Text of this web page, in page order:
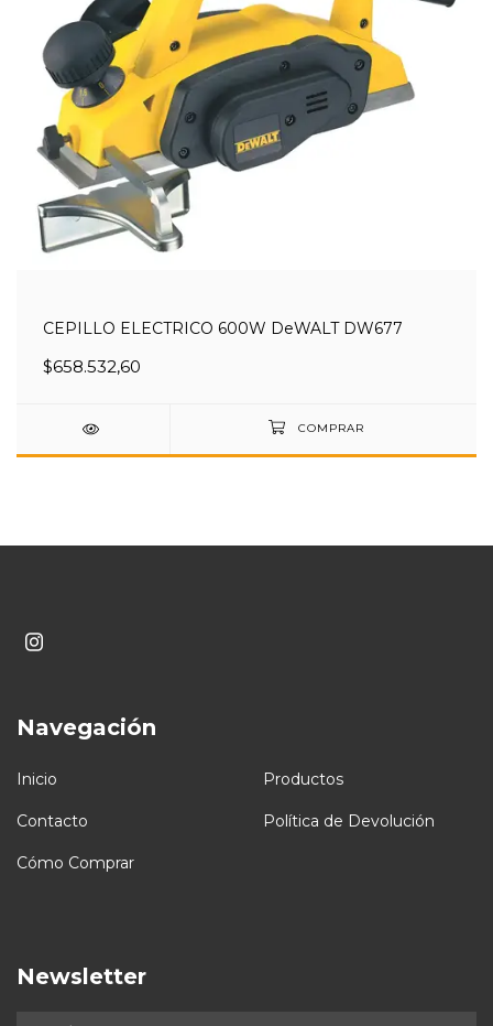
CEPILLO ELECTRICO 600W DeWALT DW677
$658.532,60
Navegación
Inicio Productos
Contacto Política de Devolución
Cómo Comprar
Newsletter